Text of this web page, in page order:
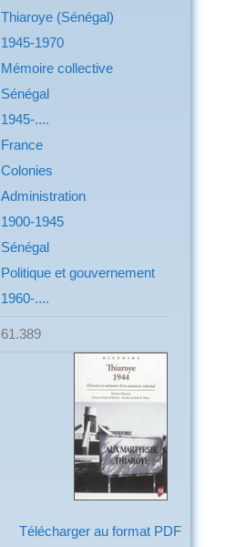
Thiaroye (Sénégal)
1945-1970
Mémoire collective
Sénégal
1945-....
France
Colonies
Administration
1900-1945
Sénégal
Politique et gouvernement
1960-....
61.389
Télécharger au format PDF